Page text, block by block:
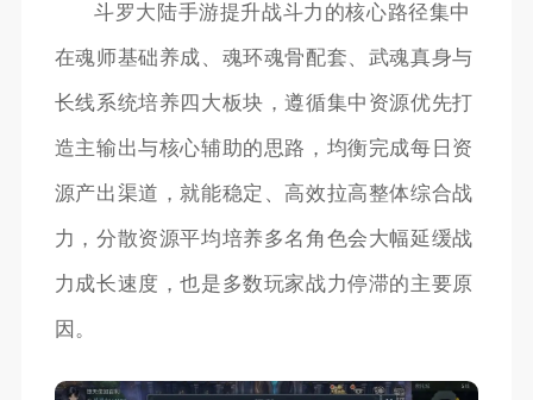
斗罗大陆手游提升战斗力的核心路径集中
在魂师基础养成、魂环魂骨配套、武魂真身与
长线系统培养四大板块，遵循集中资源优先打
造主输出与核心辅助的思路，均衡完成每日资
源产出渠道，就能稳定、高效拉高整体综合战
力，分散资源平均培养多名角色会大幅延缓战
力成长速度，也是多数玩家战力停滞的主要原
因。